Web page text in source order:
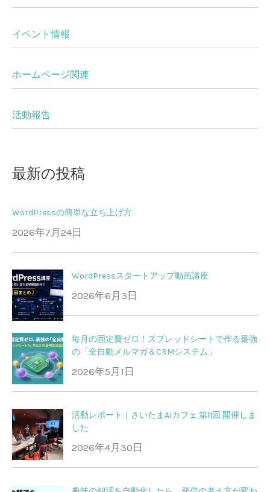
イベント情報
ホームページ関連
活動報告
最新の投稿
WordPressの簡単な立ち上げ方
2026年7月24日
WordPressスタートアップ動画講座
2026年6月3日
毎月の固定費ゼロ！スプレッドシートで作る最強
の「全自動メルマガ＆CRMシステム」
2026年5月1日
活動レポート｜さいたまAIカフェ 第11回 開催しま
した
2026年4月30日